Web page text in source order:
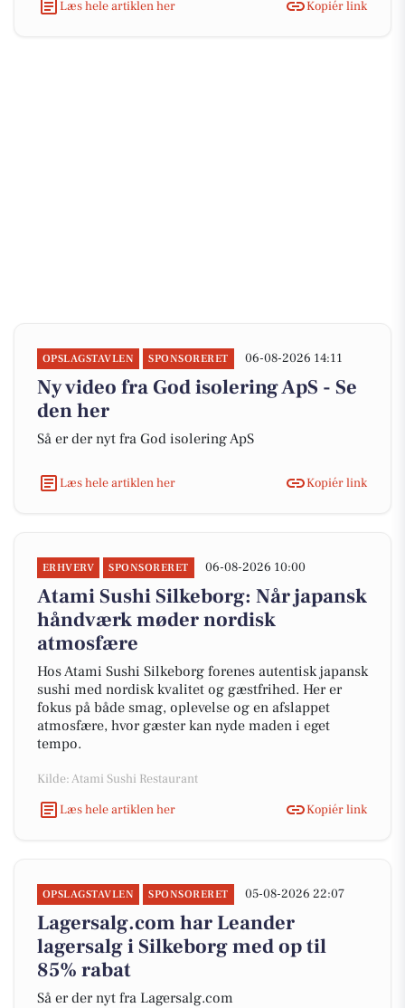
Læs hele artiklen her Kopiér link
OPSLAGSTAVLEN SPONSORERET 06-08-2026 14:11
Ny video fra God isolering ApS - Se
den her
Så er der nyt fra God isolering ApS
Læs hele artiklen her Kopiér link
ERHVERV SPONSORERET 06-08-2026 10:00
Atami Sushi Silkeborg: Når japansk
håndværk møder nordisk
atmosfære
Hos Atami Sushi Silkeborg forenes autentisk japansk
sushi med nordisk kvalitet og gæstfrihed. Her er
fokus på både smag, oplevelse og en afslappet
atmosfære, hvor gæster kan nyde maden i eget
tempo.
Kilde: Atami Sushi Restaurant
Læs hele artiklen her
Kopiér link
OPSLAGSTAVLEN SPONSORERET 05-08-2026 22:07
Lagersalg.com har Leander
lagersalg i Silkeborg med op til
85% rabat
Så er der nyt fra Lagersalg.com